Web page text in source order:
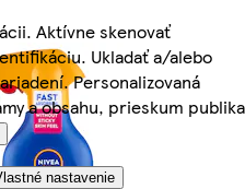
Aktívne skenovať
Ukladať a/alebo
Personalizovaná
a obsahu, prieskum publika
nastavenie